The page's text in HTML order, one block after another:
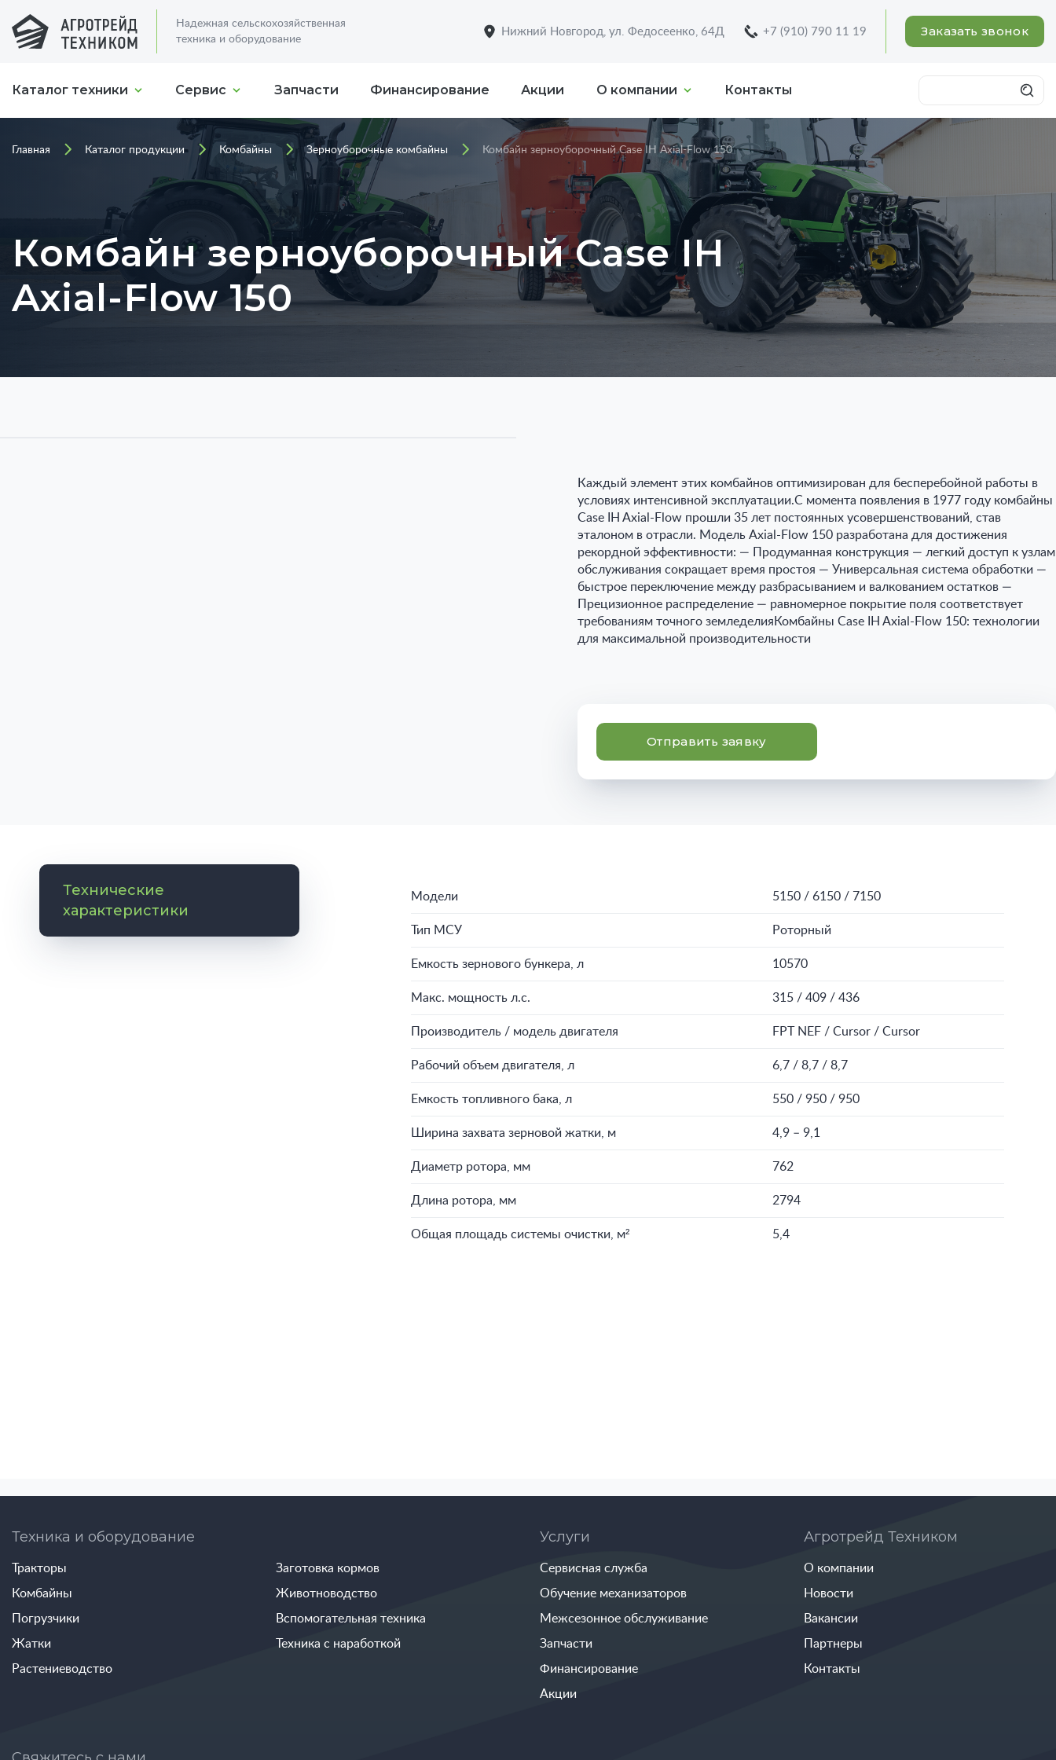
Надежная сельскохозяйственная
техника и оборудование
Нижний Новгород, ул. Федосеенко, 64Д +7 (910) 790 11 19 Заказать звонок
Каталог техники Сервис Запчасти Финансирование Акции О компании Контакты
Главная Каталог продукции Комбайны Зерноуборочные комбайны Комбайн зерноуборочный Case IH Axial-Flow 150
Комбайн зерноуборочный Case IH
Axial-Flow 150
Каждый элемент этих комбайнов оптимизирован для бесперебойной работы в
условиях интенсивной эксплуатации.С момента появления в 1977 году комбайны
Case IH Axial-Flow прошли 35 лет постоянных усовершенствований, став
эталоном в отрасли. Модель Axial-Flow 150 разработана для достижения
рекордной эффективности: — Продуманная конструкция — легкий доступ к узлам
обслуживания сокращает время простоя — Универсальная система обработки —
быстрое переключение между разбрасыванием и валкованием остатков —
Прецизионное распределение — равномерное покрытие поля соответствует
требованиям точного земледелияКомбайны Case IH Axial-Flow 150: технологии
для максимальной производительности
Отправить заявку
Технические
характеристики
Модели 5150 / 6150 / 7150
Тип МСУ Роторный
Емкость зернового бункера, л 10570
Макс. мощность л.с. 315 / 409 / 436
Производитель / модель двигателя FPT NEF / Cursor / Cursor
Рабочий объем двигателя, л 6,7 / 8,7 / 8,7
Емкость топливного бака, л 550 / 950 / 950
Ширина захвата зерновой жатки, м 4,9 – 9,1
Диаметр ротора, мм 762
Длина ротора, мм 2794
Общая площадь системы очистки, м² 5,4
Техника и оборудование
Тракторы
Комбайны
Погрузчики
Жатки
Растениеводство
Заготовка кормов
Животноводство
Вспомогательная техника
Техника с наработкой
Услуги
Сервисная служба
Обучение механизаторов
Межсезонное обслуживание
Запчасти
Финансирование
Акции
Агротрейд Техником
О компании
Новости
Вакансии
Партнеры
Контакты